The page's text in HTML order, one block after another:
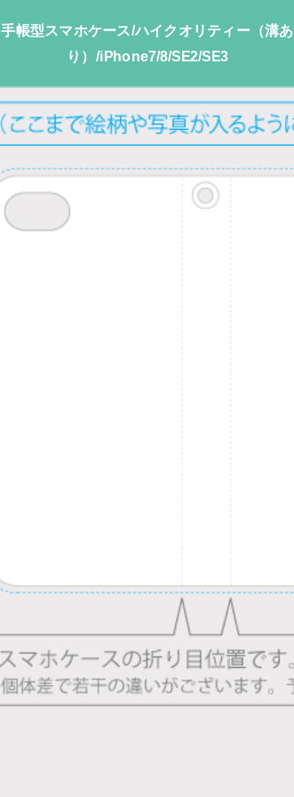
手帳型スマホケース/ハイクオリティー（溝あ
り）/iPhone7/8/SE2/SE3